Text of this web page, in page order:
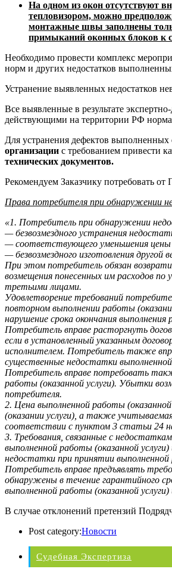
На одном из окон отсутствуют
тепловизором, можно
монтажные швы заполнены
примыканий оконных блоков к
Необходимо провести комплекс
норм и других недостатков
Устранение выявленных недостатков
Все выявленные в результате
действующими на территории РФ
Для устранения дефектов выполненных
организации с требованием привести
технических документов.
Рекомендуем Заказчику потребовать
Права потребителя при обнаружении
«1. Потребитель при обнаружении
— безвозмездного устранения
— соответствующего уменьшения цены
— безвозмездного изготовления
При этом потребитель обязан
возмещения понесенных им расходов
третьими лицами.
Удовлетворение требований
повторном выполнении работы
нарушение срока окончания выполнения
Потребитель вправе расторгнуть
если в установленный указанным
исполнителем. Потребитель также
существенные недостатки
Потребитель вправе потребовать
работы (оказанной услуги). Убытки
потребителя.
2. Цена выполненной работы
(оказании услуги), а также
соответствии с пунктом 3 статьи 24
3. Требования, связанные с
выполненной работы (оказанной
недостатки при принятии
Потребитель вправе предъявлять
обнаружены в течение гарантийного
выполненной работы (оказанной
В случае отклонений претензий
Post category:Новости
Судебная Экспертиза